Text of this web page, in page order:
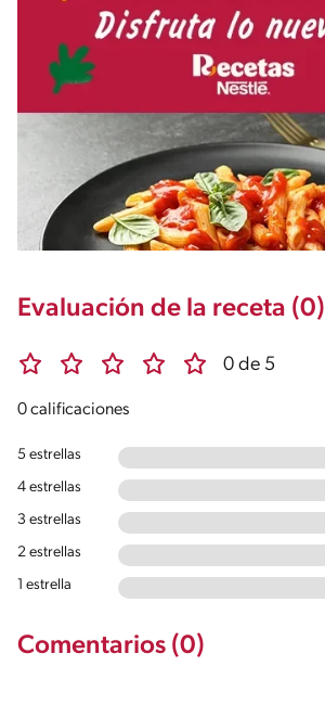
Evaluación de la receta (0)
0 de 5
0 calificaciones
5 estrellas
4 estrellas
3 estrellas
2 estrellas
1 estrella
Comentarios (0)